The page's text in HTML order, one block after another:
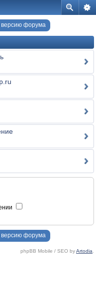
версию форума
версию форума
phpBB Mobile / SEO byArtodia